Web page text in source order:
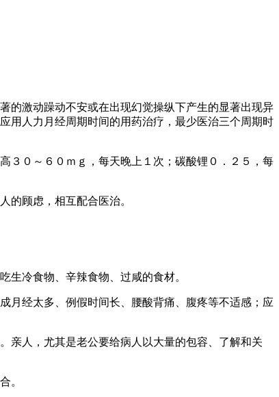
激动躁动不安或在出现幻觉操纵下产生的显著出现异
用人力月经周期时间的用药治疗，最少医治三个周期时
０～６０ｍｇ，每天晚上１次；碳酸锂０．２５，每
的顾虑，相互配合医治。
冷食物、辛辣食物、过咸的食材。
经太多、例假时间长、腰酸背痛、腹疼等不适感；应
人，尤其是老公要给病人以大量的包容、了解和关
。